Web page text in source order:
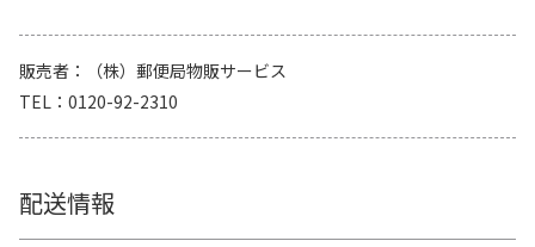
販売者
（株）郵便局物販サービス
TEL
0120-92-2310
配送情報